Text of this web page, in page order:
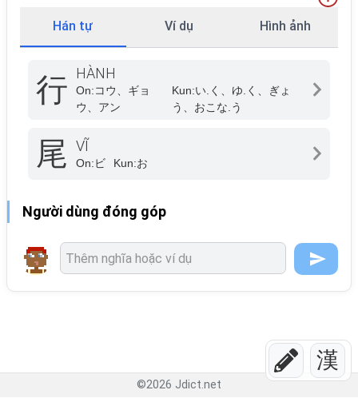
漢
Hán tự Ví dụ Hình ảnh
行 HÀNH
On:コウ、ギョ
ウ、アン
Kun:い.く、ゆ.く、ぎょ
う、おこな.う
尾 VĨ
On:ビ Kun:お
Người dùng đóng góp
©2026 Jdict.net